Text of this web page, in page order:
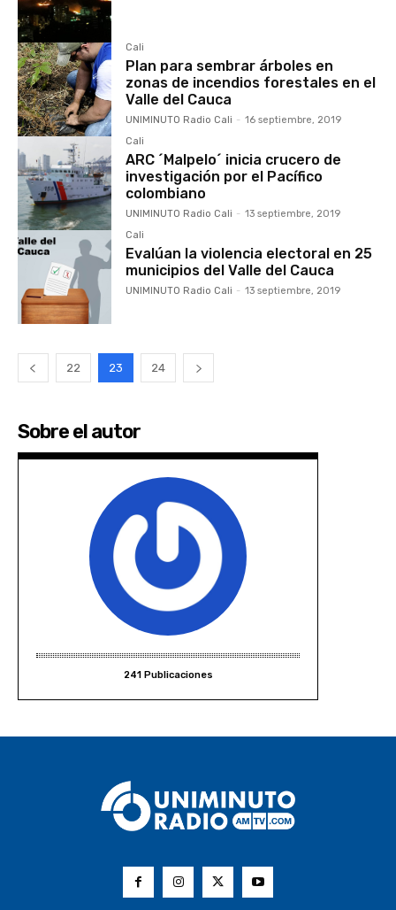
Cali
Plan para sembrar árboles en
zonas de incendios forestales en el
Valle del Cauca
UNIMINUTO Radio Cali - 16 septiembre, 2019
Cali
ARC ´Malpelo´ inicia crucero de
investigación por el Pacífico
colombiano
UNIMINUTO Radio Cali - 13 septiembre, 2019
Cali
Evalúan la violencia electoral en 25
municipios del Valle del Cauca
UNIMINUTO Radio Cali - 13 septiembre, 2019
22 23 24
Sobre el autor
241 Publicaciones